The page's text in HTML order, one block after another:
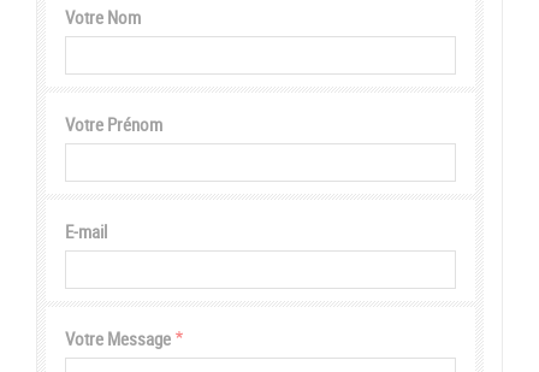
Votre Nom
Votre Prénom
E-mail
Votre Message